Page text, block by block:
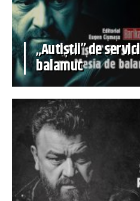
„Autiștii” de
balamuc